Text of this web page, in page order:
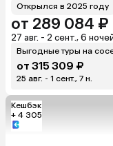
Открылся в 2025 году
от 289 084 ₽
27 авг. - 2 сент., 6
Выгодные туры на
от 315 309 ₽
25 авг. - 1 сент., 7 н.
Кешбэк
+ 4 305